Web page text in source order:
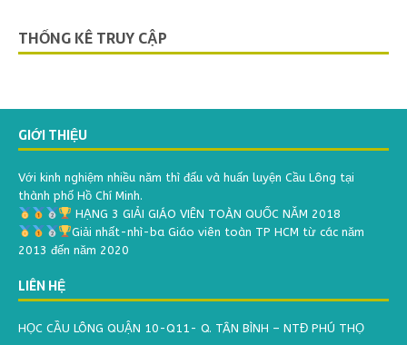
THỐNG KÊ TRUY CẬP
GIỚI THIỆU
Với kinh nghiệm nhiều năm thì đấu và huấn luyện Cầu Lông tại
thành phố Hồ Chí Minh.
HẠNG 3 GIẢI GIÁO VIÊN TOÀN QUỐC NĂM 2018
Giải nhất-nhì-ba Giáo viên toàn TP HCM từ các năm
2013 đến năm 2020
LIÊN HỆ
HỌC CẦU LÔNG QUẬN 10-Q11- Q. TÂN BÌNH – NTĐ PHÚ THỌ